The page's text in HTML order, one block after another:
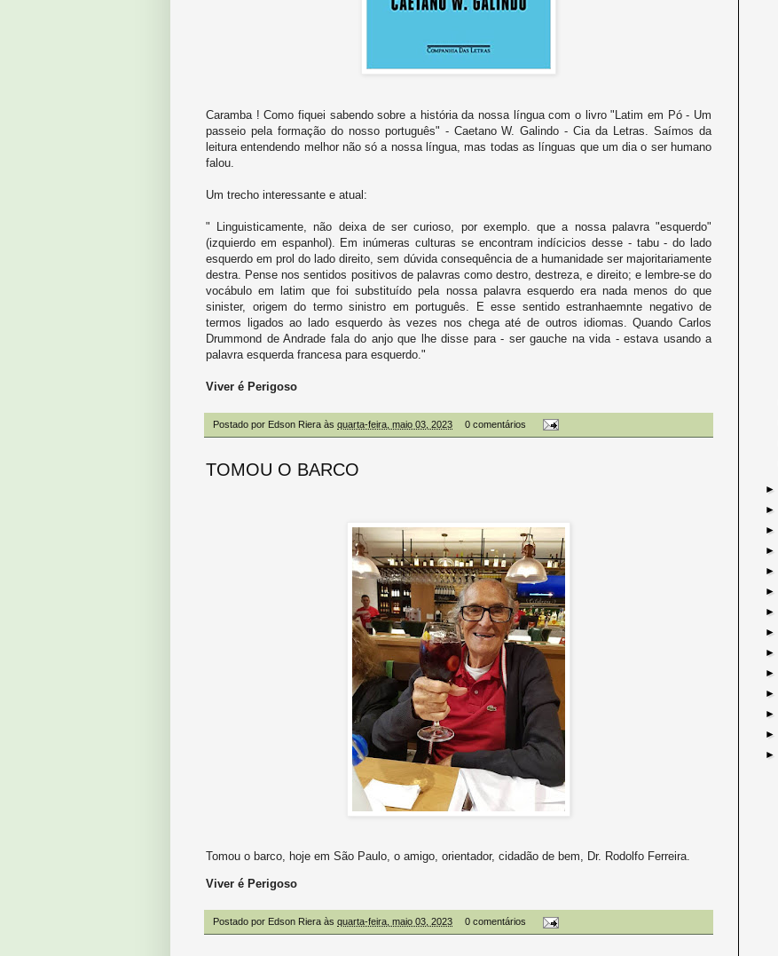
Caramba ! Como fiquei sabendo sobre a história da nossa língua com o livro "Latim em Pó - Um
passeio pela formação do nosso português" - Caetano W. Galindo - Cia da Letras. Saímos da
leitura entendendo melhor não só a nossa língua, mas todas as línguas que um dia o ser humano
falou.
Um trecho interessante e atual:
" Linguisticamente, não deixa de ser curioso, por exemplo. que a nossa palavra "esquerdo"
(izquierdo em espanhol). Em inúmeras culturas se encontram indícicios desse - tabu - do lado
esquerdo em prol do lado direito, sem dúvida consequência de a humanidade ser majoritariamente
destra. Pense nos sentidos positivos de palavras como destro, destreza, e direito; e lembre-se do
vocábulo em latim que foi substituído pela nossa palavra esquerdo era nada menos do que
sinister, origem do termo sinistro em português. E esse sentido estranhaemnte negativo de
termos ligados ao lado esquerdo às vezes nos chega até de outros idiomas. Quando Carlos
Drummond de Andrade fala do anjo que lhe disse para - ser gauche na vida - estava usando a
palavra esquerda francesa para esquerdo."
Viver é Perigoso
Postado por Edson Riera às quarta-feira, maio 03, 2023 0 comentários
TOMOU O BARCO
Tomou o barco, hoje em São Paulo, o amigo, orientador, cidadão de bem, Dr. Rodolfo Ferreira.
Viver é Perigoso
Postado por Edson Riera às quarta-feira, maio 03, 2023 0 comentários
►
►
►
►
►
►
►
►
►
►
►
►
►
►